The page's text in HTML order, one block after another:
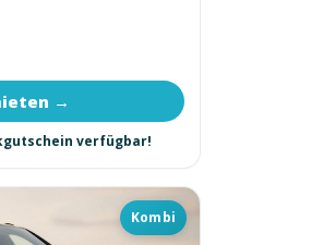
→
verfügbar!
Kombi